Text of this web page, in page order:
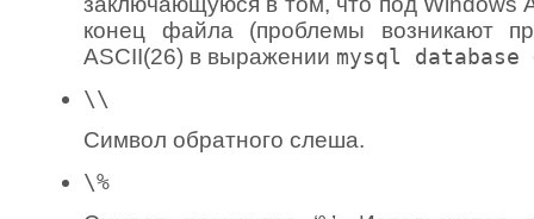
конец файла (проблемы возникают
ASCII(26) в выражении mysql
\\
Символ обратного слеша.
\%